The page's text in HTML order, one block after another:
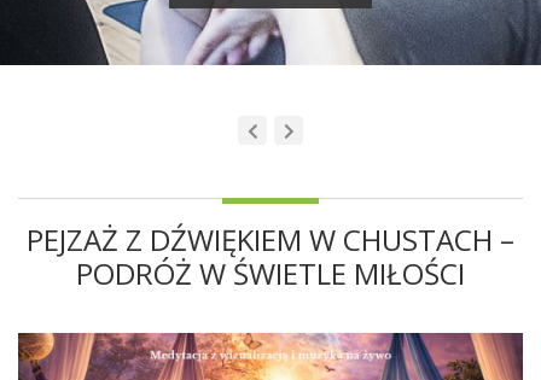
PEJZAŻ Z DŹWIĘKIEM W CHUSTACH –
PODRÓŻ W ŚWIETLE MIŁOŚCI